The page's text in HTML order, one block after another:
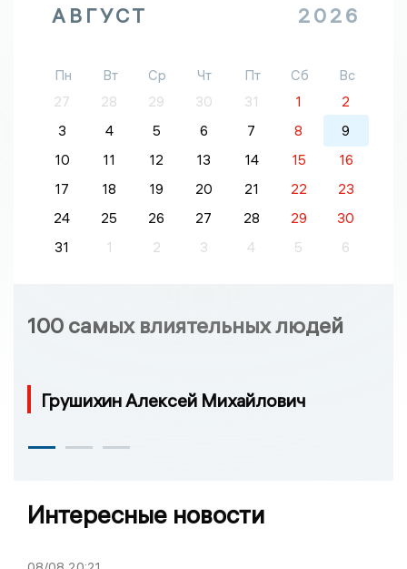
АВГУСТ 2026
Пн Вт Ср Чт Пт Сб
Вс
27
28 29 30 31 1
2
3
4 5 6 7 8
9
10
11 12 13 14 15
16
17
18 19 20 21 22
23
24
25 26 27 28 29
30
31
1 2 3 4 5 6
100 самых влиятельных людей
Грушихин Алексей Михайлович
Интересные новости